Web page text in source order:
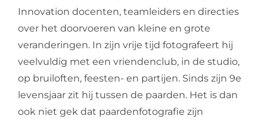
Innovation docenten, teamleiders en directies
over het doorvoeren van kleine en grote
veranderingen. In zijn vrije tijd fotografeert hij
veelvuldig met een vriendenclub, in de studio,
op bruiloften, feesten- en partijen. Sinds zijn 9e
levensjaar zit hij tussen de paarden. Het is dan
ook niet gek dat paardenfotografie zijn